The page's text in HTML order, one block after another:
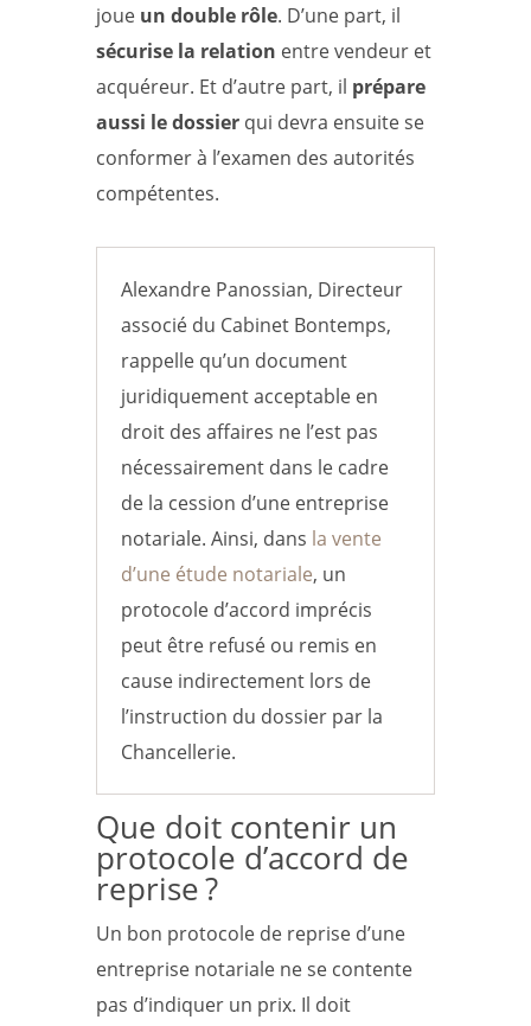
joueun double rôle. D’une part, il
sécurise la relation entre vendeur et
acquéreur. Et d’autre part, il prépare
aussi le dossier qui devra ensuite se
conformer à l’examen des autorités
compétentes.
Alexandre Panossian, Directeur
associé du Cabinet Bontemps,
rappelle qu’un document
juridiquement acceptable en
droit des affaires ne l’est pas
nécessairement dans le cadre
de la cession d’une entreprise
notariale. Ainsi, dans la vente
d’une étude notariale, un
protocole d’accord imprécis
peut être refusé ou remis en
cause indirectement lors de
l’instruction du dossier par la
Chancellerie.
Que doit contenir un
protocole d’accord de
reprise ?
Un bon protocole de reprise d’une
entreprise notariale ne se contente
pas d’indiquer un prix. Il doit